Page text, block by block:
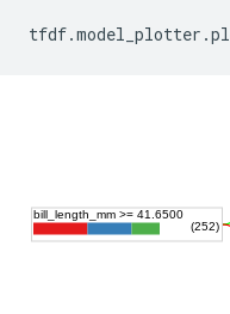
[INFO
[INFO
tfdf.model_plotter .